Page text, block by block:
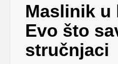
Maslinik u
Evo što
stručnjaci